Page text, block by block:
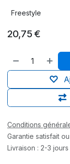
Freestyle
20,75 €
Conditions
Garantie satisfait
Livraison : 2-3